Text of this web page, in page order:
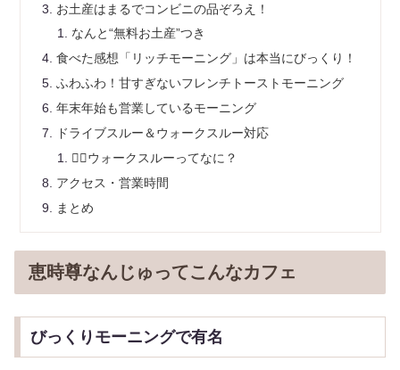
お土産はまるでコンビニの品ぞろえ！
なんと“無料お土産”つき
食べた感想「リッチモーニング」は本当にびっくり！
ふわふわ！甘すぎないフレンチトーストモーニング
年末年始も営業しているモーニング
ドライブスルー＆ウォークスルー対応
🚶‍♀️ウォークスルーってなに？
アクセス・営業時間
まとめ
恵時尊なんじゅってこんなカフェ
びっくりモーニングで有名